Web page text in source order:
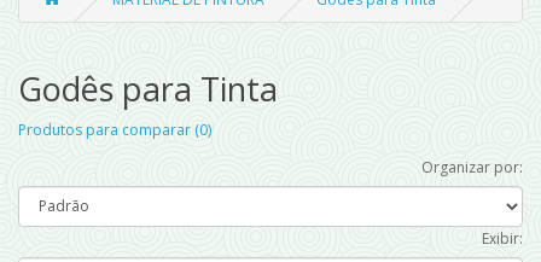
Godês para Tinta
Produtos para comparar (0)
Organizar por:
Exibir: